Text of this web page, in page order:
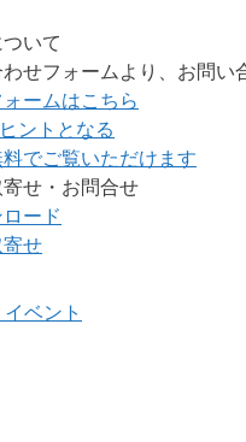
いて
せフォームより、お問
ームはこちら
ントとなる
でご覧いただけます
せ・お問合せ
ード
せ
ベント